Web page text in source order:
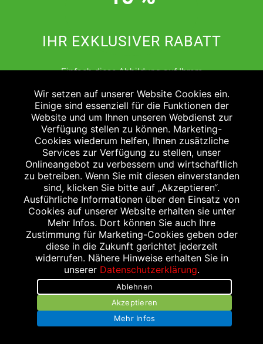
IHR EXKLUSIVER RABATT
Einfach diese Abbildung auf Ihrem
Smartphone vorzeigen und 10 % Rabatt auf
einen Einkauf ab 10,- € oder 15 % Rabatt auf
einen Einkauf ab 20,- € bekommen. Gilt nicht
für das verschreibungspflichtige Sortiment.
Aktionsartikel, Doppelrabattierungen und
Rezeptzuzahlungen sind leider
ausgenommen.
WEITERER STANDORT
Wir setzen auf unserer Website Cookies ein.
Einige sind essenziell für die Funktionen der
Website und um Ihnen unseren Webdienst zur
Verfügung stellen zu können. Marketing-
Cookies wiederum helfen, Ihnen zusätzliche
Services zur Verfügung zu stellen, unser
Onlineangebot zu verbessern und wirtschaftlich
zu betreiben. Wenn Sie mit diesen einverstanden
sind, klicken Sie bitte auf „Akzeptieren“.
Ausführliche Informationen über den Einsatz von
Cookies auf unserer Website erhalten sie unter
Mehr Infos. Dort können Sie auch Ihre
Zustimmung für Marketing-Cookies geben oder
diese in die Zukunft gerichtet jederzeit
widerrufen. Nähere Hinweise erhalten Sie in
unserer Datenschutzerklärung.
Ablehnen
Akzeptieren
Mehr Infos